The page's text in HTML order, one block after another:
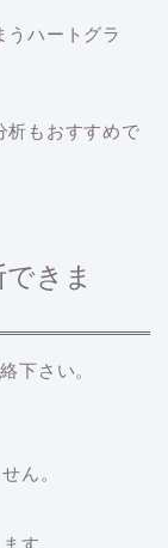
うハートグラ
析もおすすめで
きま
下さい。
ん。
す。